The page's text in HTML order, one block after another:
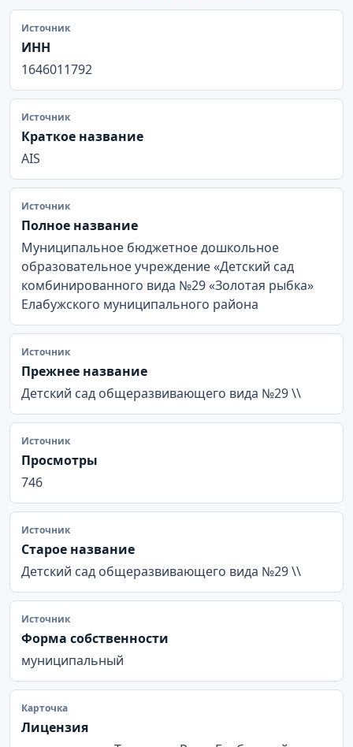
Источник
ИНН
1646011792
Источник
Краткое название
AIS
Источник
Полное название
Муниципальное бюджетное дошкольное
образовательное учреждение «Детский сад
комбинированного вида №29 «Золотая рыбка»
Елабужского муниципального района
Источник
Прежнее название
Детский сад общеразвивающего вида №29 \\
Источник
Просмотры
746
Источник
Старое название
Детский сад общеразвивающего вида №29 \\
Источник
Форма собственности
муниципальный
Карточка
Лицензия